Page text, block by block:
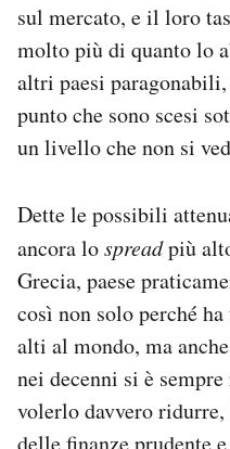
sul mercato, e il loro
molto più di quanto lo
altri paesi
punto che sono scesi
un livello che non si
Dette le possibili
ancora lospreadpiù
Grecia, paese
così non solo perché
alti al mondo, ma
nei decenni si è
volerlo davvero